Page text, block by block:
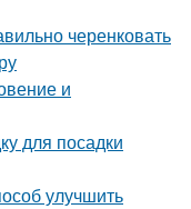
черенковать
и
для посадки
улучшить